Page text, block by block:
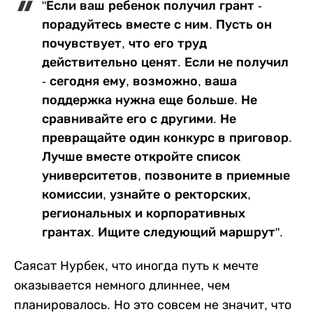
"Если ваш ребенок получил грант -
порадуйтесь вместе с ним. Пусть он
почувствует, что его труд
действительно ценят. Если не получил
- сегодня ему, возможно, ваша
поддержка нужна еще больше. Не
сравнивайте его с другими. Не
превращайте один конкурс в приговор.
Лучше вместе откройте список
университетов, позвоните в приемные
комиссии, узнайте о ректорских,
региональных и корпоративных
грантах. Ищите следующий маршрут".
Саясат Нурбек, что иногда путь к мечте
оказывается немного длиннее, чем
планировалось. Но это совсем не значит, что